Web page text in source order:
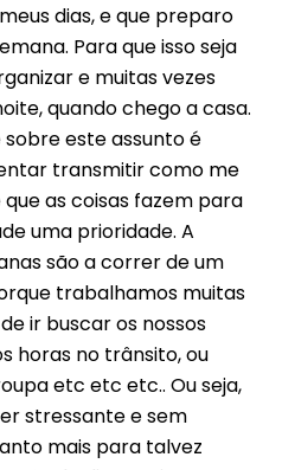
dias, e que preparo
Para que isso seja
e muitas vezes
quando chego a casa.
este assunto é
transmitir como me
as coisas fazem para
uma prioridade. A
são a correr de um
trabalhamos muitas
ir buscar os nossos
horas no trânsito, ou
etc etc etc.. Ou seja,
stressante e sem
mais para talvez